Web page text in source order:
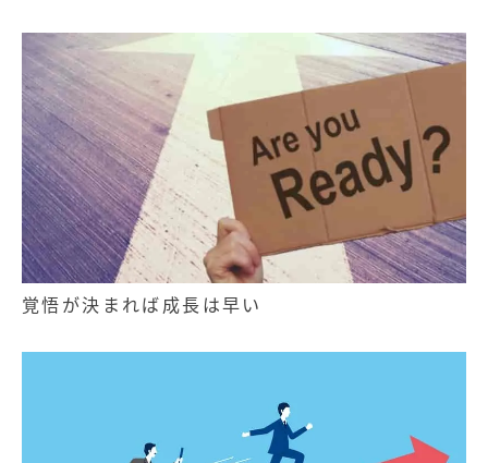
覚悟が決まれば成長は早い